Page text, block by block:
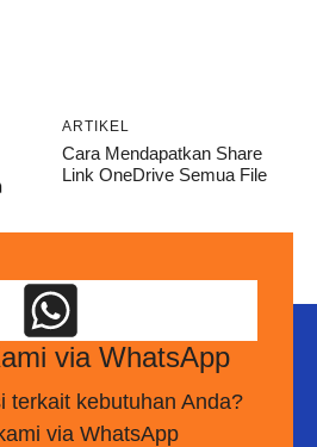
ARTIKEL
Cara Mendapatkan Share
Link OneDrive Semua File
via WhatsApp
terkait kebutuhan Anda?
via WhatsApp